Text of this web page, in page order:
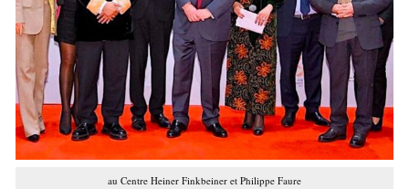
au Centre Heiner Finkbeiner et Philippe Faure